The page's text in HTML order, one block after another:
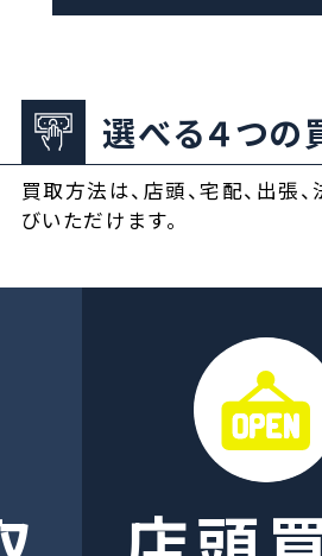
選べる４つの
買取方法は、店頭、宅配、出張
びいただけます。